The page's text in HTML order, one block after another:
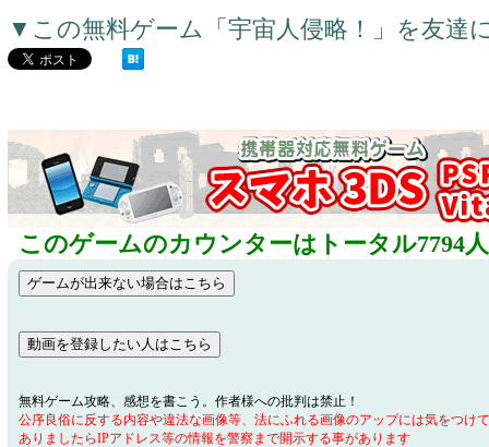
▼この無料ゲーム「宇宙人侵略！」を友達
このゲームのカウンターはトータル7794
無料ゲーム攻略、感想を書こう。作者様への批判は禁止！
公序良俗に反する内容や違法な画像等、法にふれる画像のアップには気をつけ
ありましたらIPアドレス等の情報を警察まで開示する事があります